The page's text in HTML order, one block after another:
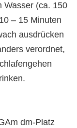
Wasser (ca. 150
– 15 Minuten
ausdrücken
verordnet,
dm-Platz